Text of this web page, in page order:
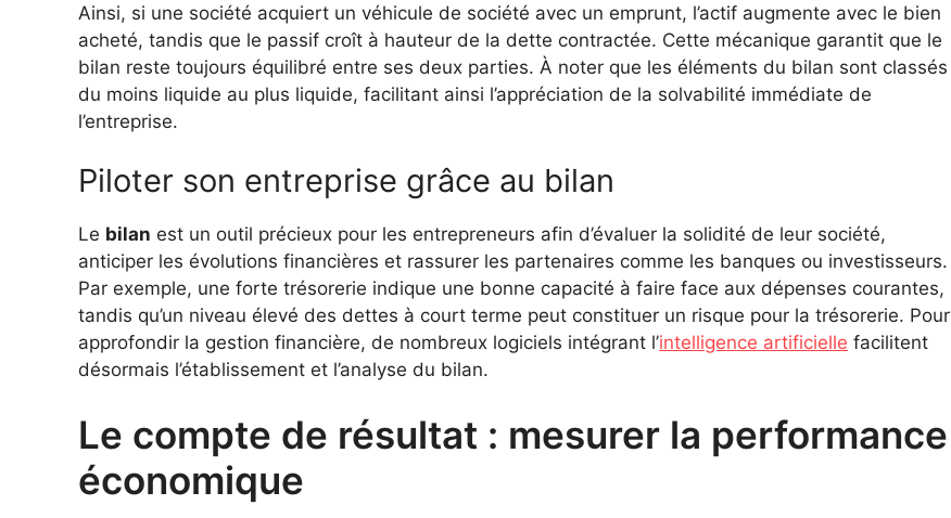
Ainsi, si une société acquiert un véhicule de société avec un emprunt, l’actif augmente avec le bien
acheté, tandis que le passif croît à hauteur de la dette contractée. Cette mécanique garantit que le
bilan reste toujours équilibré entre ses deux parties. À noter que les éléments du bilan sont classés
du moins liquide au plus liquide, facilitant ainsi l’appréciation de la solvabilité immédiate de
l’entreprise.
Piloter son entreprise grâce au bilan
Le bilan est un outil précieux pour les entrepreneurs afin d’évaluer la solidité de leur société,
anticiper les évolutions financières et rassurer les partenaires comme les banques ou investisseurs.
Par exemple, une forte trésorerie indique une bonne capacité à faire face aux dépenses courantes,
tandis qu’un niveau élevé des dettes à court terme peut constituer un risque pour la trésorerie. Pour
approfondir la gestion financière, de nombreux logiciels intégrant l’intelligence artificielle facilitent
désormais l’établissement et l’analyse du bilan.
Le compte de résultat : mesurer la performance
économique